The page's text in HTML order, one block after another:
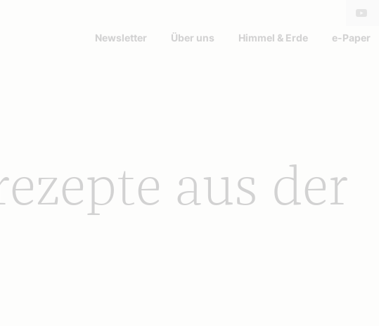
Newsletter Über uns Himmel & Erde e-Paper
aus der